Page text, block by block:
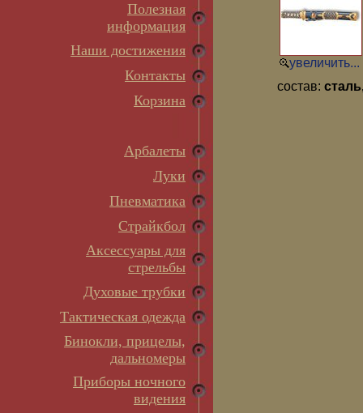
Полезная
информация
Наши достижения
Контакты
Корзина
Арбалеты
Луки
Пневматика
Страйкбол
Аксессуары для
стрельбы
Духовые трубки
Тактическая одежда
Бинокли, прицелы,
дальномеры
Приборы ночного
видения
увеличить...
состав: